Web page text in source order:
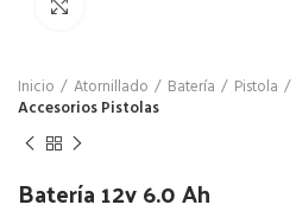
Inicio Atornillado Batería Pistola
Accesorios Pistolas
Batería 12v 6.0 Ah